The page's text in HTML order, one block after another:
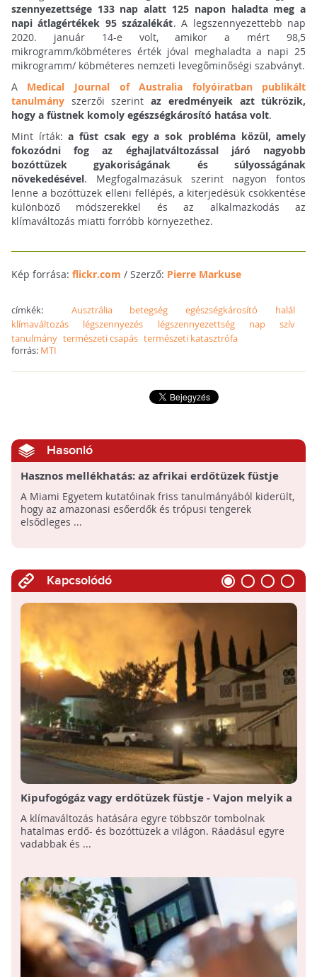
szennyezettsége 133 nap alatt 125 napon haladta meg a
napi átlagértékek 95 százalékát. A legszennyezettebb nap
2020. január 14-e volt, amikor a mért 98,5
mikrogramm/köbméteres érték jóval meghaladta a napi 25
mikrogramm/ köbméteres nemzeti levegőminőségi szabványt.
A Medical Journal of Australia folyóiratban publikált
tanulmányszerzői szerint az eredményeik azt tükrözik,
hogy a füstnek komoly egészségkárosító hatása volt.
Mint írták:a füst csak egy a sok probléma közül, amely
fokozódni fog az éghajlatváltozással járó nagyobb
bozóttüzek gyakoriságának és súlyosságának
növekedésével. Megfogalmazásuk szerint nagyon fontos
lenne a bozóttüzek elleni fellépés, a kiterjedésük csökkentése
különböző módszerekkel és az alkalmazkodás az
klímaváltozás miatti forróbb környezethez.
Kép forrása: flickr.com / Szerző: Pierre Markuse
címkék: Ausztrália betegség egészségkárosító
halál
klímaváltozás
légszennyezés légszennyezettség nap
szív
tanulmány természeti csapás természeti katasztrófa
forrás: MTI
Hasonló
Hasznos mellékhatás: az afrikai erdőtüzek füstje
trágyázza az Amazonas esőerdőit
A Miami Egyetem kutatóinak friss tanulmányából kiderült,
hogy az amazonasi esőerdők és trópusi tengerek
elsődleges ...
Kapcsolódó
Kipufogógáz vagy erdőtüzek füstje - Vajon melyik a
károsabb?
A klímaváltozás hatására egyre többször tombolnak
hatalmas erdő- és bozóttüzek a világon. Ráadásul egyre
vadabbak és ...